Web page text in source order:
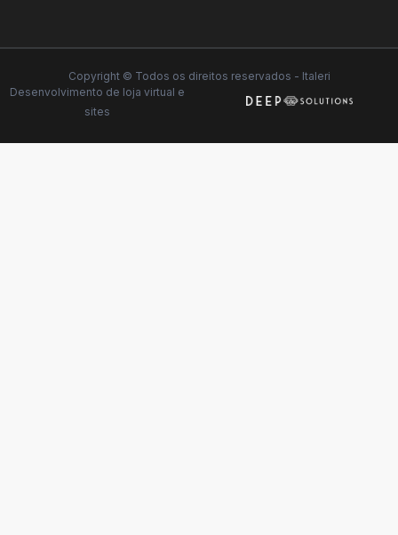
Copyright © Todos os direitos reservados - Italeri
Desenvolvimento de loja virtual e
sites